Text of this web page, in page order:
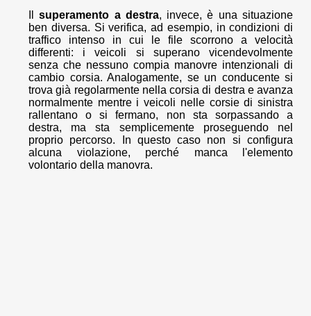
Ilsuperamento a destra, invece, è una situazione
ben diversa. Si verifica, ad esempio, in condizioni di
traffico intenso in cui le file scorrono a velocità
differenti: i veicoli si superano vicendevolmente
senza che nessuno compia manovre intenzionali di
cambio corsia. Analogamente, se un conducente si
trova già regolarmente nella corsia di destra e avanza
normalmente mentre i veicoli nelle corsie di sinistra
rallentano o si fermano, non sta sorpassando a
destra, ma sta semplicemente proseguendo nel
proprio percorso. In questo caso non si configura
alcuna violazione, perché manca l'elemento
volontario della manovra.